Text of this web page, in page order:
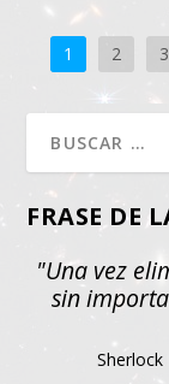
1 2 3
FRASE DE
"Una vez
sin